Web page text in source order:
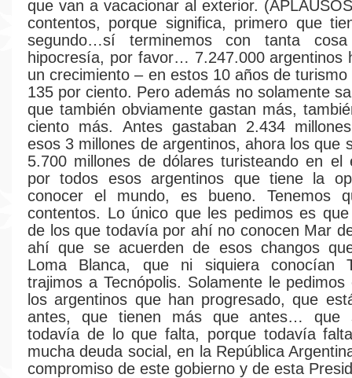
que van a vacacionar al exterior.
contentos, porque significa, primero que
segundo…sí terminemos con tanta
hipocresía, por favor… 7.247.000 argentinos
un crecimiento – en estos 10 años de
135 por ciento. Pero además no solamente
que también obviamente gastan más,
ciento más. Antes gastaban 2.434
esos 3 millones de argentinos, ahora los que
5.700 millones de dólares turisteando en el
por todos esos argentinos que tiene la
conocer el mundo, es bueno. Tenemos
contentos. Lo único que les pedimos es
de los que todavía por ahí no conocen Mar
ahí que se acuerden de esos changos
Loma Blanca, que ni siquiera conocían
trajimos a Tecnópolis. Solamente le
los argentinos que han progresado, que
antes, que tienen más que antes… que
todavía de lo que falta, porque todavía
mucha deuda social, en la República
compromiso de este gobierno y de esta